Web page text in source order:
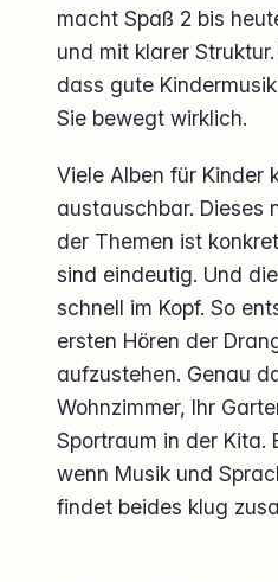
macht Spaß 2 bis
und mit klarer
dass gute
Sie bewegt wirklich.
Viele Alben für Kinder
austauschbar. Dieses
der Themen ist
sind eindeutig. Und
schnell im Kopf. So
ersten Hören der
aufzustehen. Genau
Wohnzimmer, Ihr
Sportraum in der Kita.
wenn Musik und
findet beides klug